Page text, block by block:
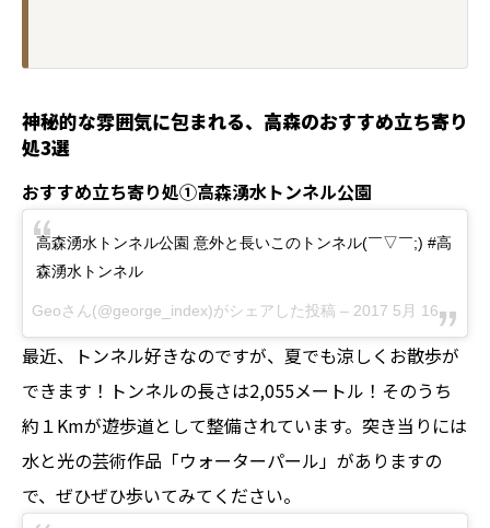
神秘的な雰囲気に包まれる、高森のおすすめ立ち寄り
処3選
おすすめ立ち寄り処①高森湧水トンネル公園
高森湧水トンネル公園 意外と長いこのトンネル(￣▽￣;) #高
森湧水トンネル
Geoさん(@george_index)がシェアした投稿 – 2017 5月 16 5:27午前 PDT
最近、トンネル好きなのですが、夏でも涼しくお散歩が
できます！トンネルの長さは2,055メートル！そのうち
約１Kmが遊歩道として整備されています。突き当りには
水と光の芸術作品「ウォーターパール」がありますの
で、ぜひぜひ歩いてみてください。